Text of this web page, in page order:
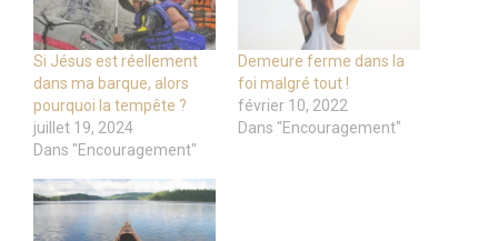
Si Jésus est réellement
dans ma barque, alors
pourquoi la tempête ?
juillet 19, 2024
Dans "Encouragement"
Demeure ferme dans la
foi malgré tout !
février 10, 2022
Dans "Encouragement"